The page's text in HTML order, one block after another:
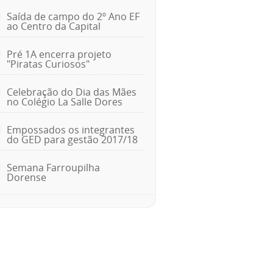
Saída de campo do 2º Ano EF
ao Centro da Capital
Pré 1A encerra projeto
"Piratas Curiosos"
Celebração do Dia das Mães
no Colégio La Salle Dores
Empossados os integrantes
do GED para gestão 2017/18
Semana Farroupilha
Dorense